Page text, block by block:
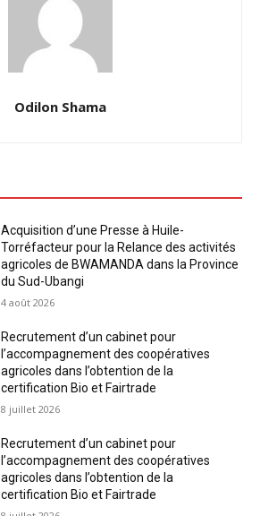
Odilon Shama
Acquisition d’une Presse à Huile-
Torréfacteur pour la Relance des activités
agricoles de BWAMANDA dans la Province
du Sud-Ubangi
4 août 2026
Recrutement d’un cabinet pour
l’accompagnement des coopératives
agricoles dans l’obtention de la
certification Bio et Fairtrade
8 juillet 2026
Recrutement d’un cabinet pour
l’accompagnement des coopératives
agricoles dans l’obtention de la
certification Bio et Fairtrade